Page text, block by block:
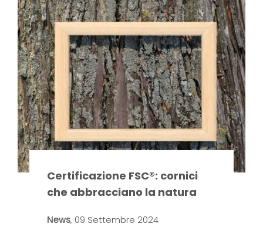
Certificazione FSC®: cornici
che abbracciano la natura
News, 09 Settembre 2024